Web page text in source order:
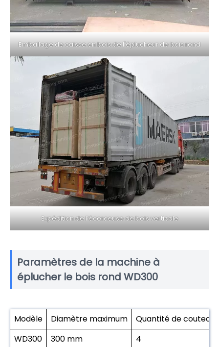
Emballage de caisse en bois de l'éplucheur de bois rond
Expédition de l’écorceuse de bois verticale
Paramètres de la machine à
éplucher le bois rond WD300
Modèle Diamètre maximum
Quantité de couteau
WD300
300 mm 4